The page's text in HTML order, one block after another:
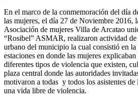
En el marco de la conmemoración del día
las mujeres, el día 27 de Noviembre 2016,
Asociación de mujeres Villa de Arcatao
“Rosibel” ASMAR, realizaron actividad
urbano del municipio la cual consistió en
estaciones en donde las mujeres
diferentes tipos de violencia que existen,
plaza central donde las autoridades
motivaron a todas y todos los asistentes
una vida libre de violencia.